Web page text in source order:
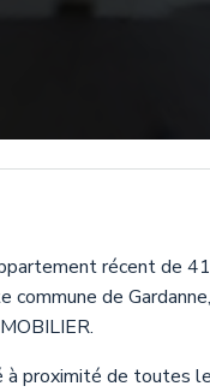
récent de
commune de
à proximité de toutes